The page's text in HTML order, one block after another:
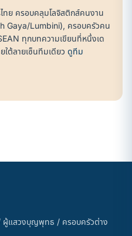
ทย ครอบคลุมโลจิสติกส์คนงาน
Gaya/Lumbini), ครอบครัวคน
ทุกบทความเขียนที่หนึ่งเด
ต้ลายเซ็นทีมเดียว ดูทีม
ผู้แสวงบุญพุทธ / ครอบครัวต่าง